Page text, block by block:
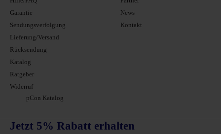
Garantie
Sendungsverfolgung
Lieferung/Versand
Rücksendung
Katalog
Ratgeber
Widerruf
pCon Katalog
News
Kontakt
Jetzt 5% Rabatt erhalten